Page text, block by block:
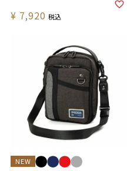
¥ 7,920 税込
NEW